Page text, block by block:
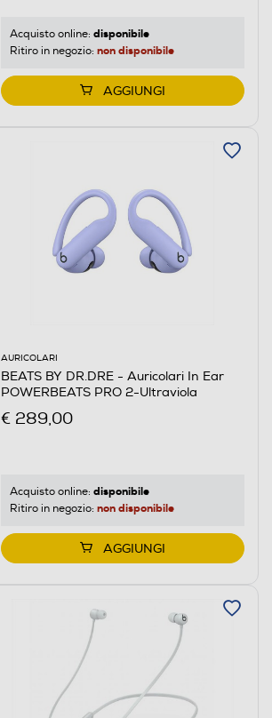
Acquisto online: disponibile
Ritiro in negozio: non disponibile
AGGIUNGI
AURICOLARI
BEATS BY DR.DRE - Auricolari In Ear
POWERBEATS PRO 2-Ultraviola
€ 289,00
Acquisto online: disponibile
Ritiro in negozio: non disponibile
AGGIUNGI